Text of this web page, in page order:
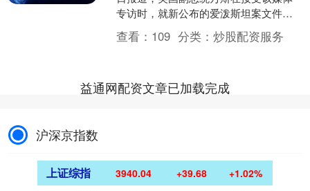
专访时，就新公布的爱泼斯坦案文件表
态，并点名批评了美国富豪比尔盖茨与
美国前总统比尔克林顿。....
查看： 109 分类：炒股配资服务
益通网配资文章已加载完成
沪深京指数
上证综指 3940.04 +39.68 +1.02%